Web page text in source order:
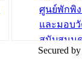
ศูนย์พักพิ
และมอบ
สนับสนุน
ภัยน้ำท่วม
Secured